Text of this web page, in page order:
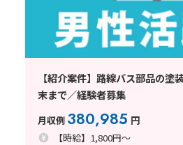
【紹介案件】路線バス部品の塗
末まで／経験者募集
月収例 380,985 円
【時給】1,800円～